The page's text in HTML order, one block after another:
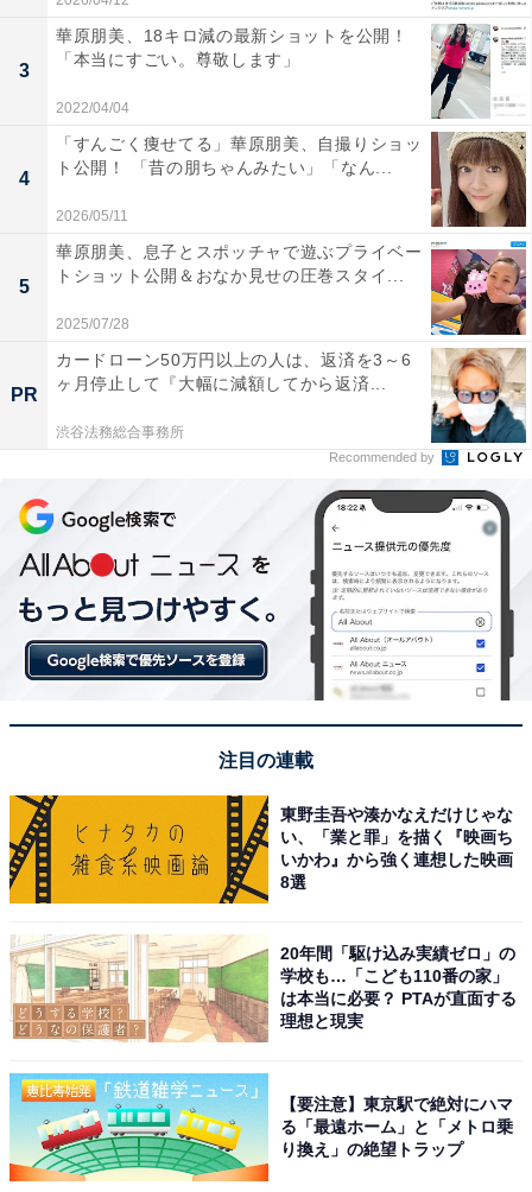
3
華原朋美、18キロ減の最新ショットを公開！
「本当にすごい。尊敬します」
2022/04/04
4
「すんごく痩せてる」華原朋美、自撮りショッ
ト公開！ 「昔の朋ちゃんみたい」「なん...
2026/05/11
5
華原朋美、息子とスポッチャで遊ぶプライベー
トショット公開＆おなか見せの圧巻スタイ...
2025/07/28
PR
カードローン50万円以上の人は、返済を3～6
ヶ月停止して『大幅に減額してから返済...
渋谷法務総合事務所
Recommended by
注目の連載
東野圭吾や湊かなえだけじゃな
い、「業と罪」を描く『映画ち
いかわ』から強く連想した映画
8選
20年間「駆け込み実績ゼロ」の
学校も…「こども110番の家」
は本当に必要？ PTAが直面する
理想と現実
【要注意】東京駅で絶対にハマ
る「最遠ホーム」と「メトロ乗
り換え」の絶望トラップ